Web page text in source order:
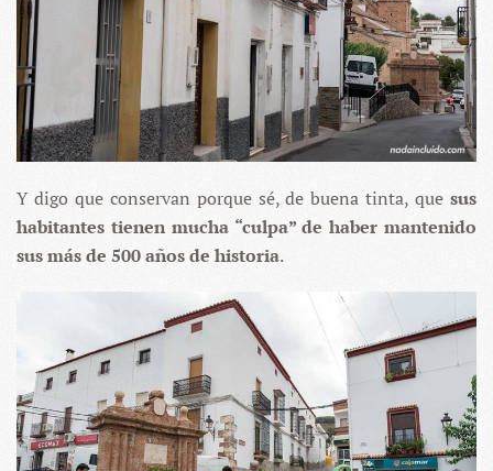
Y digo que conservan porque sé, de buena tinta, que sus
habitantes tienen mucha “culpa” de haber mantenido
sus más de 500 años de historia.